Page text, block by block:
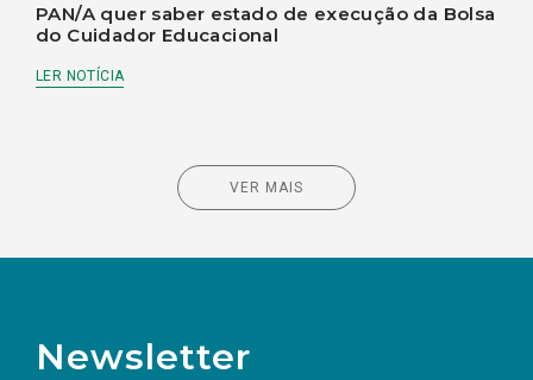
PAN/A quer saber estado de execução da Bolsa
do Cuidador Educacional
LER NOTÍCIA
VER MAIS
Newsletter